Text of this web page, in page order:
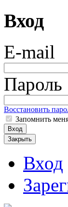
Вход
E-mail
Пароль
Восстановить
Запомнить
Вход
Закрыть
Вход